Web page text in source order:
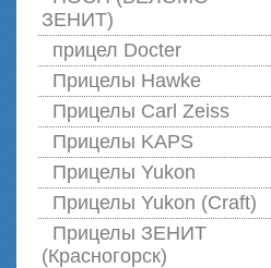
ЗЕНИТ)
прицел Docter
Прицелы Hawke
Прицелы Carl Zeiss
Прицелы KAPS
Прицелы Yukon
Прицелы Yukon (Craft)
Прицелы ЗЕНИТ
(Красногорск)